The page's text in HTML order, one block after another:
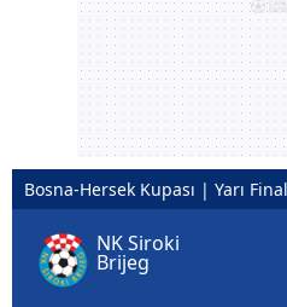
Bosna-Hersek Kupası | Yarı Final
NK Siroki
Brijeg